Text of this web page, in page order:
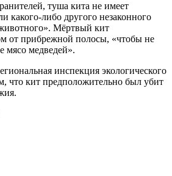
туша кита не имеет
какого-либо другого незаконного
Мёртвый кит
от прибрежной полосы, «чтобы не
мясо медведей».
инспекция экологического
что кит предположительно был убит